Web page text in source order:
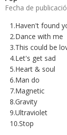
Fecha de
1.Haven't found
2.Dance with me
3.This could be
4.Let's get sad
5.Heart & soul
6.Man do
7.Magnetic
8.Gravity
9.Ultraviolet
10.Stop